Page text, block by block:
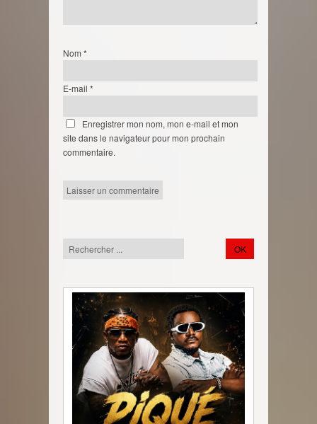
Nom *
E-mail *
Enregistrer mon nom, mon e-mail et mon
site dans le navigateur pour mon prochain
commentaire.